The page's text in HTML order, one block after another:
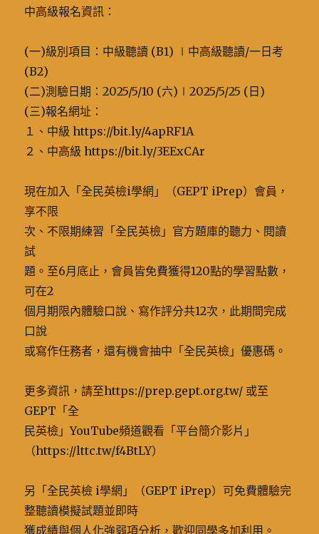
中高級報名資訊：
(一)級別項目：中級聽讀 (B1) ∣中高級聽讀/一日考
(B2)
(二)測驗日期：2025/5/10 (六)∣2025/5/25 (日)
(三)報名網址：
１、中級 https://bit.ly/4apRF1A
２、中高級 https://bit.ly/3EExCAr
現在加入「全民英檢i學網」（GEPT iPrep）會員，
享不限
次、不限期練習「全民英檢」官方題庫的聽力、閱讀
試
題。至6月底止，會員皆免費獲得120點的學習點數，
可在2
個月期限內體驗口說、寫作評分共12次，此期間完成
口說
或寫作任務者，還有機會抽中「全民英檢」優惠碼。
更多資訊，請至https://prep.gept.org.tw/ 或至
GEPT「全
民英檢」YouTube頻道觀看「平台簡介影片」
（https://lttc.tw/f4BtLY）
另「全民英檢 i學網」（GEPT iPrep）可免費體驗完
整聽讀模擬試題並即時
獲成績與個人化強弱項分析，歡迎同學多加利用。